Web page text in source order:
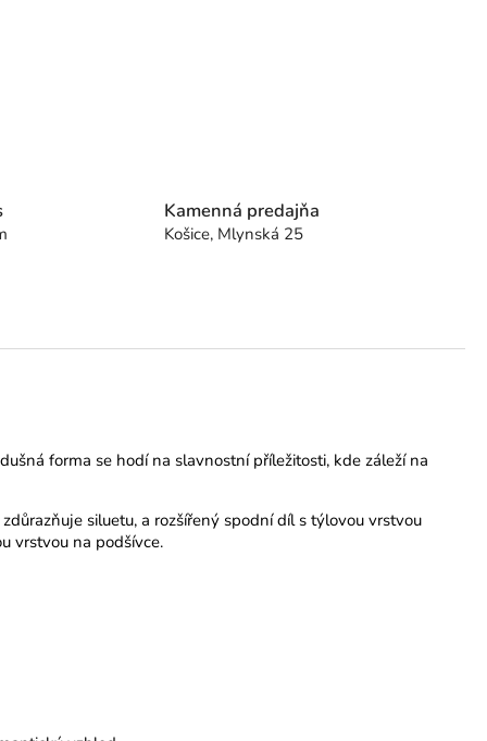
Kamenná predajňa
Košice, Mlynská 25
forma se hodí na slavnostní příležitosti, kde záleží na
siluetu, a rozšířený spodní díl s týlovou vrstvou
vrstvou na podšívce.